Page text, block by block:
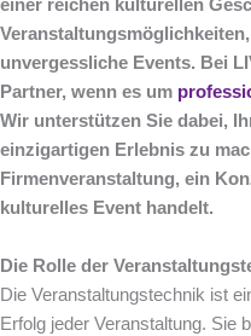
einer reichen kulturellen
unvergessliche Events. Bei
Partner, wenn es um
Wir unterstützen Sie dabei,
einzigartigen Erlebnis zu
Firmenveranstaltung, ein
kulturelles Event handelt.
Die Rolle der
Die Veranstaltungstechnik ist
Erfolg jeder Veranstaltung. Sie